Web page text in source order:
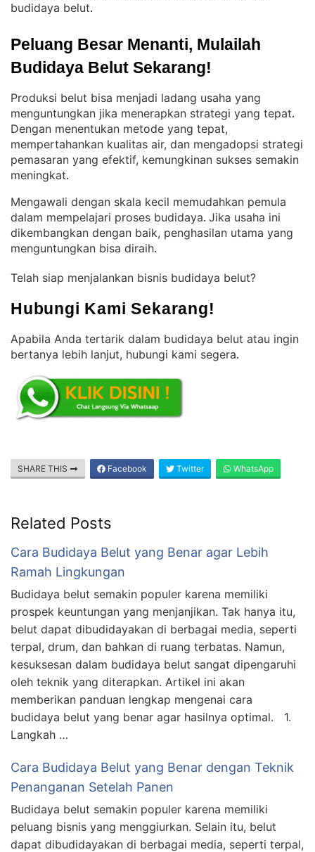
budidaya belut.
Peluang Besar Menanti, Mulailah
Budidaya Belut Sekarang!
Produksi belut bisa menjadi ladang usaha yang
menguntungkan jika menerapkan strategi yang tepat
Dengan menentukan metode yang tepat,
mempertahankan kualitas air, dan mengadopsi strategi
pemasaran yang efektif, kemungkinan sukses semakin
meningkat.
Mengawali dengan skala kecil memudahkan pemula
dalam mempelajari proses budidaya. Jika usaha ini
dikembangkan dengan baik, penghasilan utama yang
menguntungkan bisa diraih.
Telah siap menjalankan bisnis budidaya belut?
Hubungi Kami Sekarang!
Apabila Anda tertarik dalam budidaya belut atau ingin
bertanya lebih lanjut, hubungi kami segera.
SHARE THIS Facebook Twitter WhatsApp
Related Posts
Cara Budidaya Belut yang Benar agar Lebih
Ramah Lingkungan
Budidaya belut semakin populer karena memiliki
prospek keuntungan yang menjanjikan. Tak hanya itu,
belut dapat dibudidayakan di berbagai media, seperti
terpal, drum, dan bahkan di ruang terbatas. Namun,
kesuksesan dalam budidaya belut sangat dipengaruhi
oleh teknik yang diterapkan. Artikel ini akan
memberikan panduan lengkap mengenai cara
budidaya belut yang benar agar hasilnya optimal. 1.
Langkah …
Cara Budidaya Belut yang Benar dengan Teknik
Penanganan Setelah Panen
Budidaya belut semakin populer karena memiliki
peluang bisnis yang menggiurkan. Selain itu, belut
dapat dibudidayakan di berbagai media, seperti terpal,